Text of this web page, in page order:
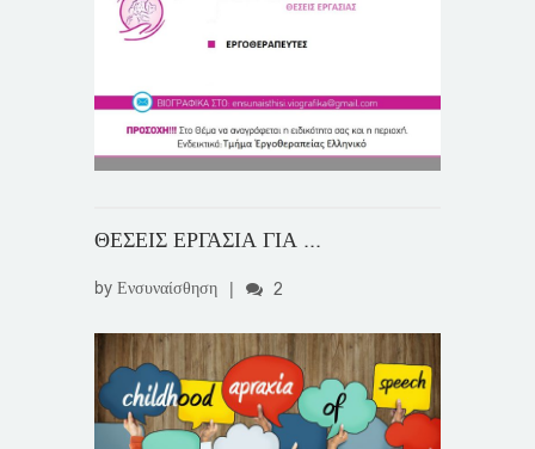
ΘΕΣΕΙΣ ΕΡΓΑΣΙΑ ΓΙΑ ...
by Ενσυναίσθηση 2